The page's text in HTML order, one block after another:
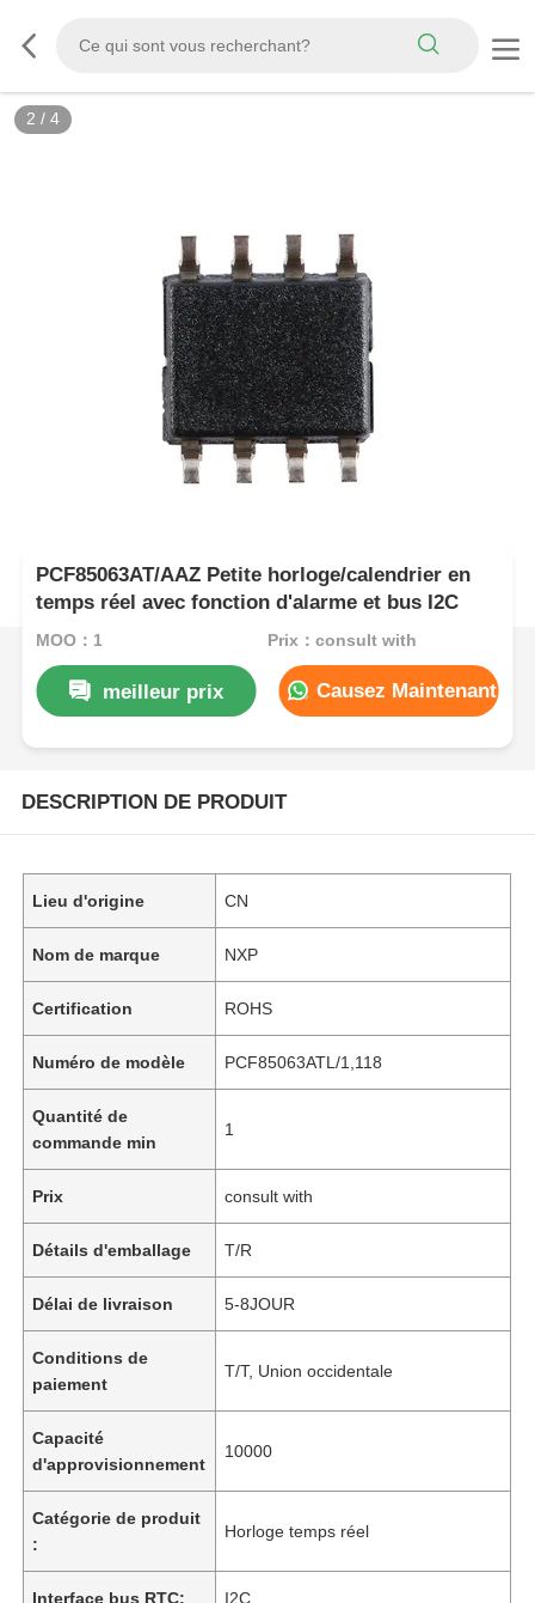
2 / 4
PCF85063AT/AAZ Petite horloge/calendrier en
temps réel avec fonction d'alarme et bus I2C
MOQ：1 Prix：consult with
meilleur prix Causez Maintenant
DESCRIPTION DE PRODUIT
Lieu d'origine CN
Nom de marque NXP
Certification ROHS
Numéro de modèle PCF85063ATL/1,118
Quantité de
commande min
1
Prix consult with
Détails d'emballage T/R
Délai de livraison 5-8JOUR
Conditions de
paiement
T/T, Union occidentale
Capacité
d'approvisionnement
10000
Catégorie de produit
:
Horloge temps réel
Interface bus RTC: I2C